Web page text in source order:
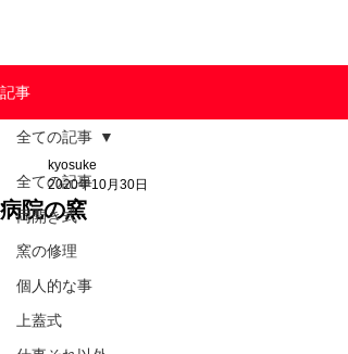
記事
全ての記事
両開き式
窯の修理
個人的な事
上蓋式
全ての記事
病院の窯
kyosuke
2020年10月30日